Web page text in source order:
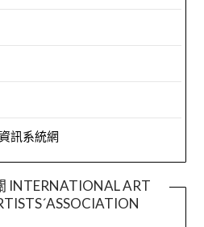
訊系統網
INTERNATIONAL ART